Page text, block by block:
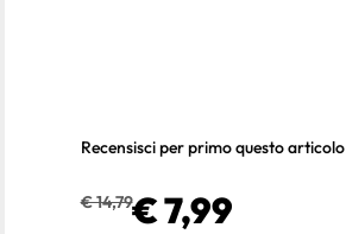
Recensisci per primo questo articolo
€ 14,79€ 7,99